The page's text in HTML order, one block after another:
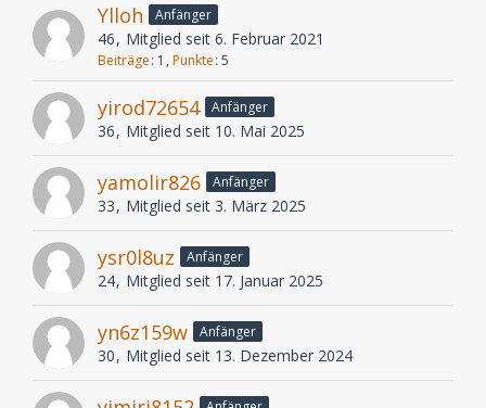
Ylloh Anfänger
46 Mitglied seit 6. Februar 2021
Beiträge 1 Punkte 5
yirod72654 Anfänger
36 Mitglied seit 10. Mai 2025
yamolir826 Anfänger
33 Mitglied seit 3. März 2025
ysr0l8uz Anfänger
24 Mitglied seit 17. Januar 2025
yn6z159w Anfänger
30 Mitglied seit 13. Dezember 2024